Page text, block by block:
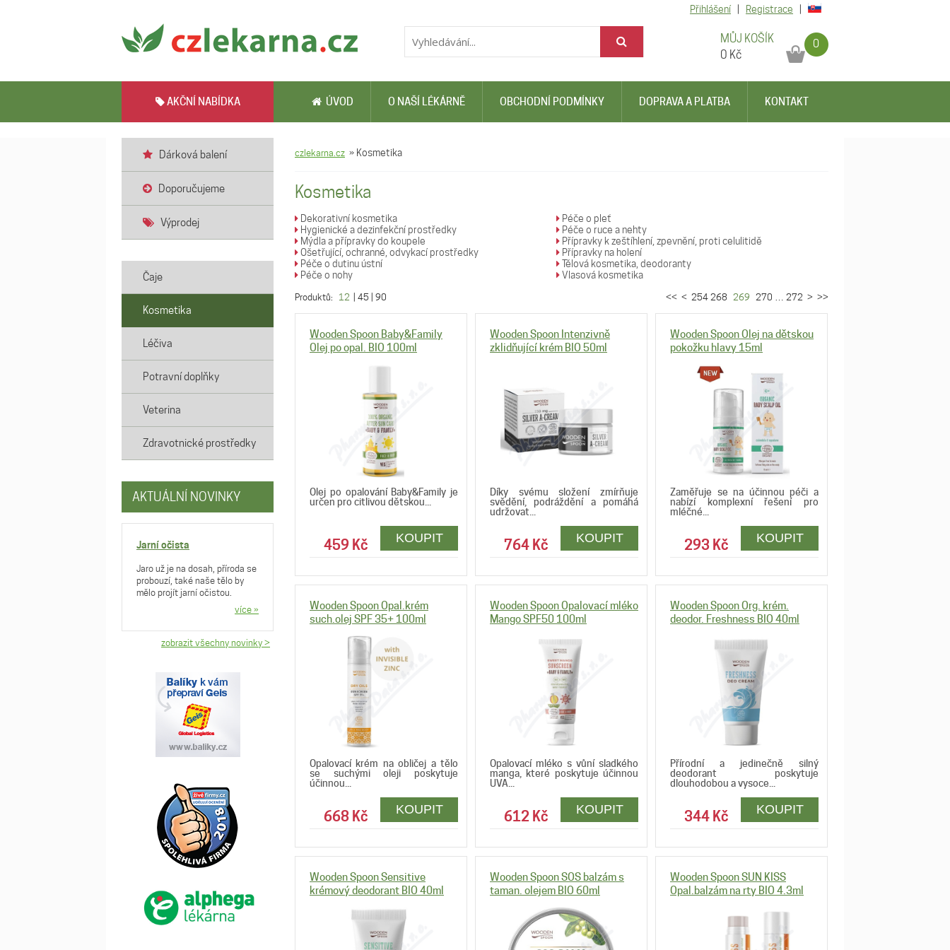
MŮJ KOŠÍK
0 Kč
0
Přihlášení Registrace
AKČNÍ NABÍDKA ÚVOD O NAŠÍ LÉKÁRNĚ OBCHODNÍ PODMÍNKY DOPRAVA A PLATBA KONTAKT
Dárková balení
Doporučujeme
Výprodej
Čaje
Kosmetika
Léčiva
Potravní doplňky
Veterina
Zdravotnické prostředky
AKTUÁLNÍ NOVINKY
Jarní očista
Jaro už je na dosah, příroda se
probouzí, také naše tělo by
mělo projít jarní očistou.
více »
zobrazit všechny novinky >
czlekarna.cz » Kosmetika
Kosmetika
Dekorativní kosmetika
Hygienické a dezinfekční prostředky
Mýdla a přípravky do koupele
Ošetřující, ochranné, odvykací prostředky
Péče o dutinu ústní
Péče o nohy
Péče o pleť
Péče o ruce a nehty
Přípravky k zeštíhlení, zpevnění, proti celulitidě
Přípravky na holení
Tělová kosmetika, deodoranty
Vlasová kosmetika
Produktů:
12 45 90 << < 254268 269 270 272 > >>
Wooden Spoon Baby&Family
Olej po opal. BIO 100ml
Olej po opalování Baby&Family je
určen pro citlivou dětskou...
459 Kč
Wooden Spoon Intenzivně
zklidňující krém BIO 50ml
Díky svému složení zmírňuje
svědění, podráždění a pomáhá
udržovat...
764 Kč
Wooden Spoon Olej na dětskou
pokožku hlavy 15ml
Zaměřuje se na účinnou péči a
nabízí komplexní řešení pro
mléčné...
293 Kč
Wooden Spoon Opal.krém
such.olej SPF 35+ 100ml
Opalovací krém na obličej a tělo
se suchými oleji poskytuje
účinnou...
668 Kč
Wooden Spoon Opalovací mléko
Mango SPF50 100ml
Opalovací mléko s vůní sladkého
manga, které poskytuje účinnou
UVA...
612 Kč
Wooden Spoon Org. krém.
deodor. Freshness BIO 40ml
Přírodní a jedinečně silný
deodorant poskytuje
dlouhodobou a vysoce...
344 Kč
Wooden Spoon Sensitive
krémový deodorant BIO 40ml
Wooden Spoon SOS balzám s
taman. olejem BIO 60ml
Wooden Spoon SUN KISS
Opal.balzám na rty BIO 4.3ml